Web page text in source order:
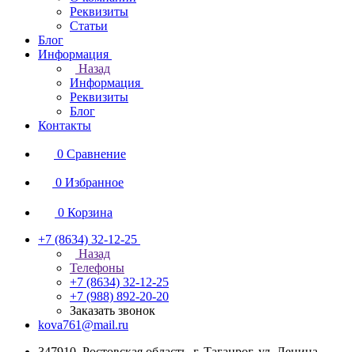
Реквизиты
Статьи
Блог
Информация
Назад
Информация
Реквизиты
Блог
Контакты
0 Сравнение
0 Избранное
0 Корзина
+7 (8634) 32-12-25
Назад
Телефоны
+7 (8634) 32-12-25
+7 (988) 892-20-20
Заказать звонок
kova761@mail.ru